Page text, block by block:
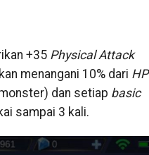
+35 Physical Attack
menangani 10% dari HP
dan setiap basic
sampai 3 kali.